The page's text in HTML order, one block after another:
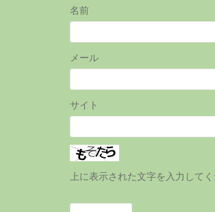
名前
メール
サイト
上に表示された文字を入力してく